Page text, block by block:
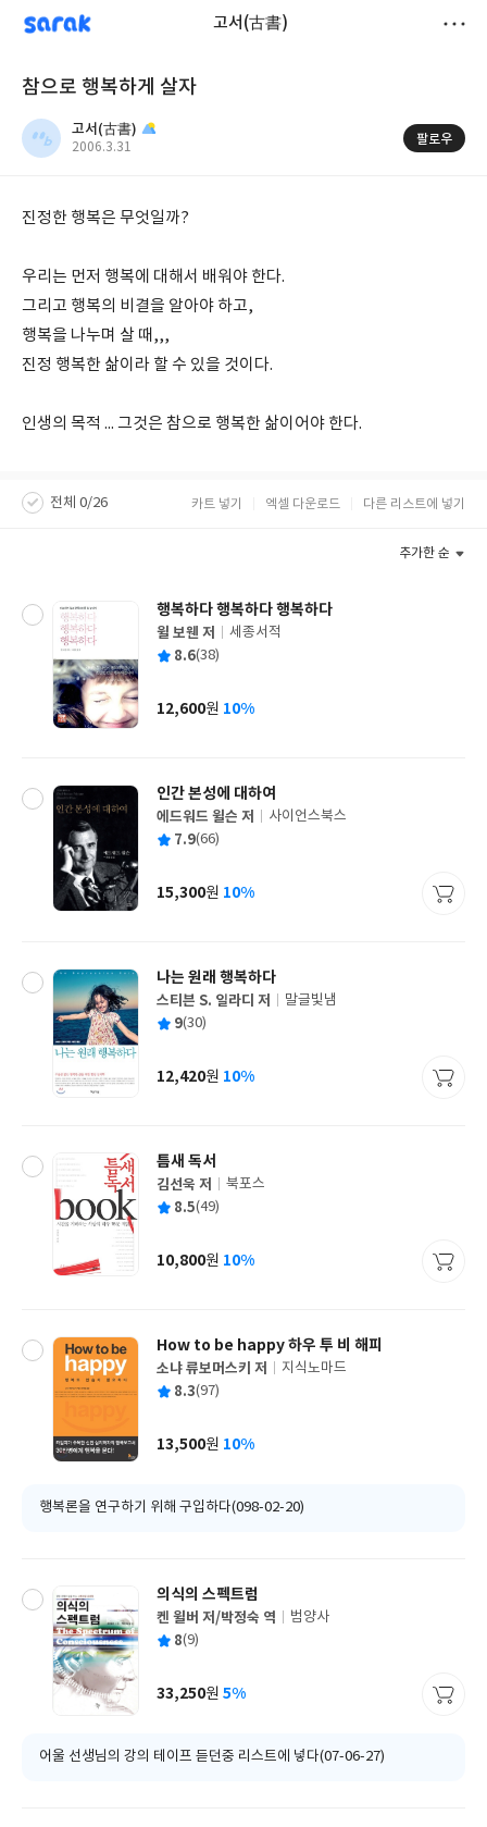
sarak 고서(古書)
참으로 행복하게 살자
고서(古書)
작
2006.3.31
팔로우
진정한 행복은 무엇일까?
우리는 먼저 행복에 대해서 배워야 한다.
그리고 행복의 비결을 알아야 하고,
행복을 나누며 살 때,,,
진정 행복한 삶이라 할 수 있을 것이다.
인생의 목적 ... 그것은 참으로 행복한 삶이어야 한다.
전체 0/26 카트 넣기 엑셀 다운로드 다른 리스트에 넣기
추가한 순
행복하다 행복하다 행복하다
글
쓴
윌 보웬 저
출
사
세종서적
평 8.6(38)
가
12,600원 10%
인간 본성에 대하여
글
쓴
에드워드 윌슨 저
출
사
사이언스북스
평 7.9(66)
가
15,300원 10%
나는 원래 행복하다
글
쓴
스티븐 S. 일라디 저
출
사
말글빛냄
평 9(30)
가
12,420원 10%
틈새 독서
글
쓴
김선욱 저
출
사
북포스
평 8.5(49)
가
10,800원 10%
How to be happy 하우 투 비 해피
글
쓴
소냐 류보머스키 저
출
사
지식노마드
평 8.3(97)
가
13,500원 10%
행복론을 연구하기 위해 구입하다(098-02-20)
의식의 스펙트럼
글
쓴
켄 윌버 저/박정숙 역
출
사
범양사
평 8(9)
가
33,250원 5%
어울 선생님의 강의 테이프 듣던중 리스트에 넣다(07-06-27)